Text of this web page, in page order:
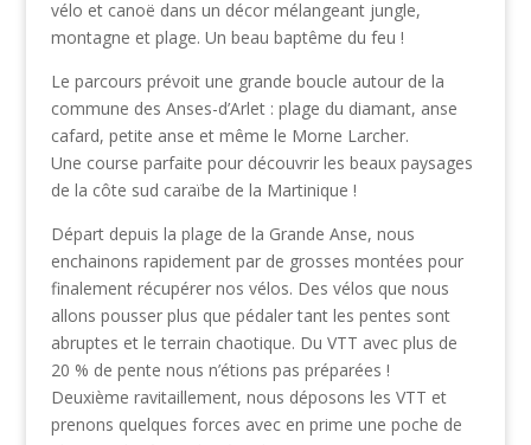
vélo et canoë dans un décor mélangeant jungle,
montagne et plage. Un beau baptême du feu !
Le parcours prévoit une grande boucle autour de la
commune des Anses-d’Arlet : plage du diamant, anse
cafard, petite anse et même le Morne Larcher.
Une course parfaite pour découvrir les beaux paysages
de la côte sud caraïbe de la Martinique !
Départ depuis la plage de la Grande Anse, nous
enchainons rapidement par de grosses montées pour
finalement récupérer nos vélos. Des vélos que nous
allons pousser plus que pédaler tant les pentes sont
abruptes et le terrain chaotique. Du VTT avec plus de
20 % de pente nous n’étions pas préparées !
Deuxième ravitaillement, nous déposons les VTT et
prenons quelques forces avec en prime une poche de